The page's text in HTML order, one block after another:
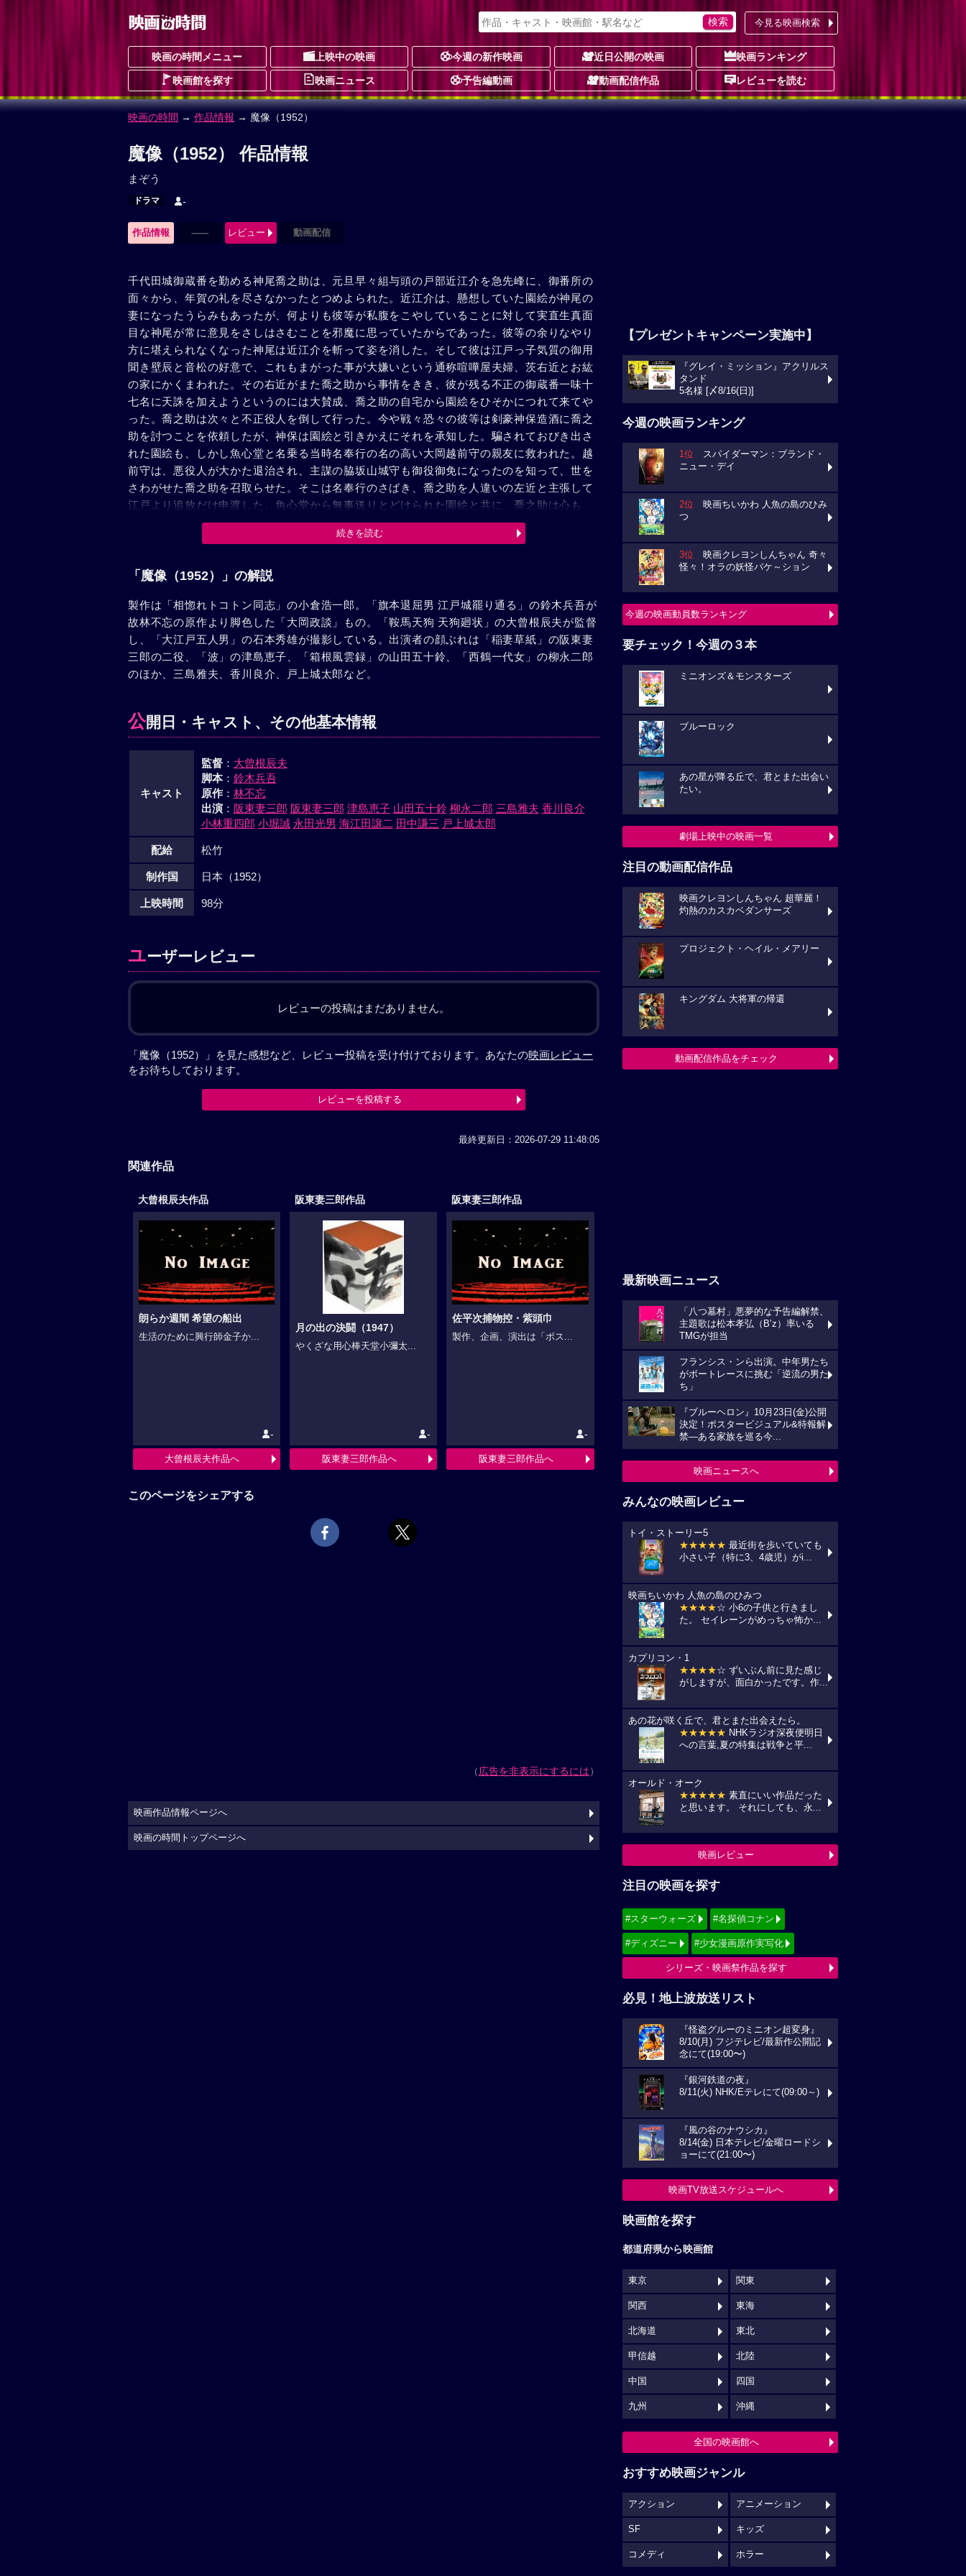
今見る映画検索
映画の時間メニュー 上映中の映画 今週の新作映画 近日公開の映画 映画ランキング
映画館を探す 映画ニュース 予告編動画 動画配信作品 レビューを読む
映画の時間 → 作品情報 → 魔像（1952）
魔像（1952） 作品情報
まぞう
ドラマ -
作品情報 ------ レビュー 動画配信
千代田城御蔵番を勤める神尾喬之助は、元旦早々組与頭の戸部近江介を急先峰に、御番所の
面々から、年賀の礼を尽さなかったとつめよられた。近江介は、懸想していた園絵が神尾の
妻になったうらみもあったが、何よりも彼等が私腹をこやしていることに対して実直生真面
目な神尾が常に意見をさしはさむことを邪魔に思っていたからであった。彼等の余りなやり
方に堪えられなくなった神尾は近江介を斬って姿を消した。そして彼は江戸っ子気質の御用
聞き壁辰と音松の好意で、これもまがった事が大嫌いという通称喧嘩屋夫婦、茨右近とお紘
の家にかくまわれた。その右近がまた喬之助から事情をきき、彼が残る不正の御蔵番一味十
七名に天誅を加えようというのには大賛成、喬之助の自宅から園絵をひそかにつれて来てや
った。喬之助は次々と不正役人を倒して行った。今や戦々恐々の彼等は剣豪神保造酒に喬之
助を討つことを依頼したが、神保は園絵と引きかえにそれを承知した。騙されておびき出さ
れた園絵も、しかし魚心堂と名乗る当時名奉行の名の高い大岡越前守の親友に救われた。越
前守は、悪役人が大かた退治され、主謀の脇坂山城守も御役御免になったのを知って、世を
さわがせた喬之助を召取らせた。そこは名奉行のさばき、喬之助を人違いの左近と主張して
江戸より追放だけ申渡した。魚心堂から無事送りとどけられた園絵と共に、喬之助は心も
晴々と旅に出るのであった。
続きを読む
「魔像（1952）」の解説
製作は「相惚れトコトン同志」の小倉浩一郎。「旗本退屈男 江戸城罷り通る」の鈴木兵吾が
故林不忘の原作より脚色した「大岡政談」もの。「鞍馬天狗 天狗廻状」の大曾根辰夫が監督
し、「大江戸五人男」の石本秀雄が撮影している。出演者の顔ぶれは「稲妻草紙」の阪東妻
三郎の二役、「波」の津島恵子、「箱根風雲録」の山田五十鈴、「西鶴一代女」の柳永二郎
のほか、三島雅夫、香川良介、戸上城太郎など。
公開日・キャスト、その他基本情報
キャスト
監督： 大曾根辰夫
脚本： 鈴木兵吾
原作： 林不忘
出演： 阪東妻三郎 阪東妻三郎 津島恵子 山田五十鈴 柳永二郎 三島雅夫 香川良介
小林重四郎 小堀誠 永田光男 海江田譲二 田中謙三 戸上城太郎
配給 松竹
制作国 日本（1952）
上映時間 98分
ユーザーレビュー
レビューの投稿はまだありません。
「魔像（1952）」を見た感想など、レビュー投稿を受け付けております。あなたの映画レビュー
をお待ちしております。
レビューを投稿する
最終更新日：2026-07-29 11:48:05
関連作品
大曾根辰夫作品
朗らか週間 希望の船出
生活のために興行師金子か...
-
大曾根辰夫作品へ
阪東妻三郎作品
月の出の決闘（1947）
やくざな用心棒天堂小彌太...
-
阪東妻三郎作品へ
阪東妻三郎作品
佐平次捕物控・紫頭巾
製作、企画、演出は「ボス...
-
阪東妻三郎作品へ
このページをシェアする
（広告を非表示にするには）
【プレゼントキャンペーン実施中】
『グレイ・ミッション』アクリルス
タンド
5名様 [〆8/16(日)]
今週の映画ランキング
1位 スパイダーマン：ブランド・
ニュー・デイ
2位 映画ちいかわ 人魚の島のひみ
つ
3位 映画クレヨンしんちゃん 奇々
怪々！オラの妖怪バケ～ション
今週の映画動員数ランキング
要チェック！今週の３本
ミニオンズ＆モンスターズ
ブルーロック
あの星が降る丘で、君とまた出会い
たい。
劇場上映中の映画一覧
注目の動画配信作品
映画クレヨンしんちゃん 超華麗！
灼熱のカスカベダンサーズ
プロジェクト・ヘイル・メアリー
キングダム 大将軍の帰還
動画配信作品をチェック
最新映画ニュース
「八つ墓村」悪夢的な予告編解禁、
主題歌は松本孝弘（B’z）率いる
TMGが担当
フランシス・ンら出演。中年男たち
がボートレースに挑む「逆流の男た
ち」
『ブルーヘロン』10月23日(金)公開
決定！ポスタービジュアル&特報解
禁―ある家族を巡る今...
映画ニュースへ
みんなの映画レビュー
トイ・ストーリー5
★★★★★ 最近街を歩いていても
小さい子（特に3、4歳児）がi...
映画ちいかわ 人魚の島のひみつ
★★★★☆ 小6の子供と行きまし
た。 セイレーンがめっちゃ怖か...
カプリコン・1
★★★★☆ ずいぶん前に見た感じ
がしますが、面白かったです。作...
あの花が咲く丘で、君とまた出会えたら。
★★★★★ NHKラジオ深夜便明日
への言葉,夏の特集は戦争と平...
オールド・オーク
★★★★★ 素直にいい作品だった
と思います。 それにしても、永...
映画レビュー
注目の映画を探す
#スターウォーズ #名探偵コナン
#ディズニー #少女漫画原作実写化
シリーズ・映画祭作品を探す
必見！地上波放送リスト
『怪盗グルーのミニオン超変身』
8/10(月) フジテレビ/最新作公開記
念にて(19:00〜)
『銀河鉄道の夜』
8/11(火) NHK/Eテレにて(09:00～)
『風の谷のナウシカ』
8/14(金) 日本テレビ/金曜ロードシ
ョーにて(21:00〜)
映画TV放送スケジュールへ
映画館を探す
都道府県から映画館
東京 関東
関西 東海
北海道 東北
甲信越 北陸
中国 四国
九州 沖縄
全国の映画館へ
おすすめ映画ジャンル
アクション アニメーション
SF キッズ
コメディ ホラー
映画作品情報ページへ
映画の時間トップページへ